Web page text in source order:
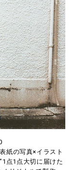
紙の写真×イラスト
点1点大切に届けた